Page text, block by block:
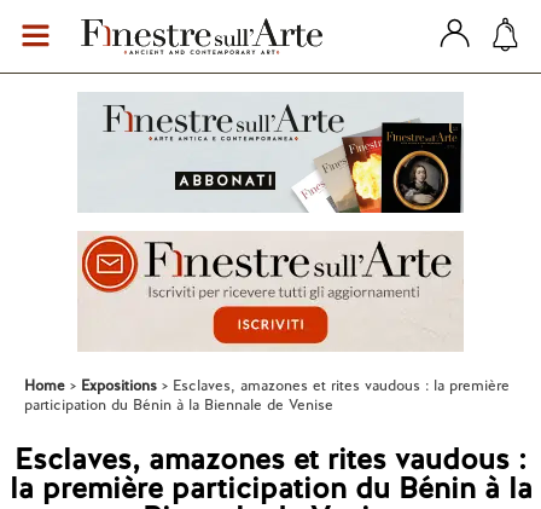
Home Expositions
Esclaves, amazones et rites vaudous : la première
participation du Bénin à la Biennale de Venise
Esclaves, amazones et rites vaudous :
la première participation du Bénin à la